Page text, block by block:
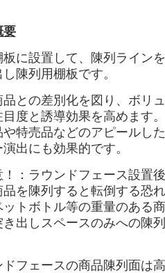
要
板に設置して、陳列ライン
陳列用棚板です。
品との差別化を図り、ボリ
度と誘導効果を高めます。
や特売品などのアピールし
出にも効果的です。
！：ラウンドフェース設置
を陳列すると転倒する恐れ
ットボトル等の重量のある
き出しスペースのみへの陳
ドフェースの商品陳列面は